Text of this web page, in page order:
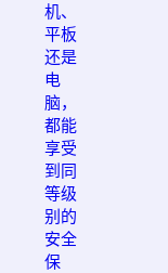
机、
平板
还是
电
脑，
都能
享受
到同
等级
别的
安全
保